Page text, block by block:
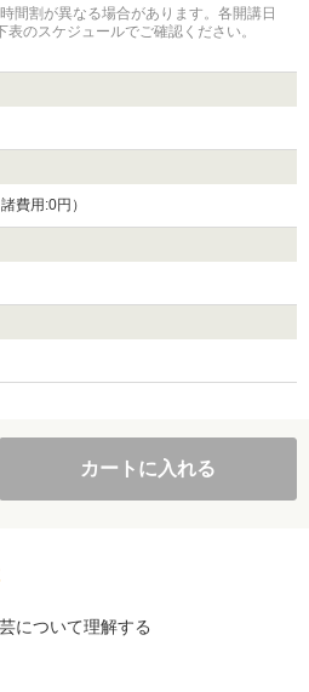
間割が異なる場合があります。各開講日
のスケジュールでご確認ください。
諸費用:0円）
カートに入れる
について理解する